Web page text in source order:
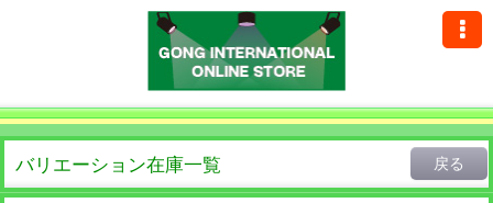
バリエーション在庫一覧 戻る